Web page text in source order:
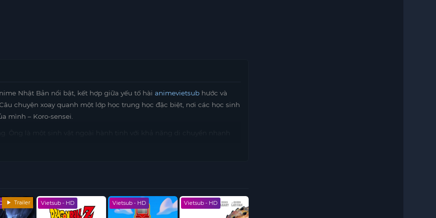
Nhật Bản nổi bật, kết hợp giữa yếu tố hàianimevietsub hước và
chuyện xoay quanh một lớp học trung học đặc biệt, nơi các học sinh
mình – Koro-sensei.
hủy một phần lớn mặt trăng, Koro-sensei đe dọa sẽ tiêu diệt Trái Đất
tính cách riêng, phải học cách hợp tác để thực hiện nhiệm vụ ám
Bộ anime này không chỉ mang đến những trận chiến đầy kịch tính mà
không thể không cười.
Trailer Vietsub - HD Vietsub - HD Vietsub - HD